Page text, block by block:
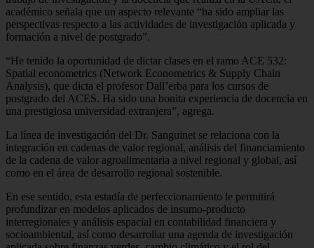
académico señala que un aspecto relevante “ha sido ampliar las
perspectivas respecto a las actividades de investigación aplicada y
formación a nivel de postgrado”.
“He tenido la oportunidad de dictar clases en el ramo ACE 532:
Spatial econometrics (Network Econometrics & Supply Chain
Analysis), que dicta el profesor Dall’erba para los cursos de
postgrado del ACES. Ha sido una bonita experiencia de docencia en
una prestigiosa universidad extranjera”, agrega.
La línea de investigación del Dr. Sanguinet se relaciona con la
integración en cadenas de valor regional, análisis del financiamiento
de la cadena de valor agroalimentaria a nivel regional y global, así
como en el área de desarrollo regional sostenible.
En ese sentido, esta estadía de perfeccionamiento le permitirá
profundizar en modelos aplicados de insumo-producto
interregionales y análisis espacial en contabilidad financiera y
socioambiental, así como desarrollar una agenda de investigación